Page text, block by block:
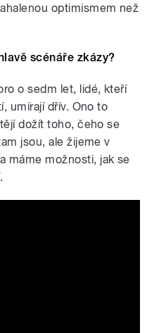
optimismem než
scénáře zkázy?
o sedm let, lidé, kteří
umírají dřív. Ono to
dožít toho, čeho se
jsou, ale žijeme v
máme možnosti, jak se